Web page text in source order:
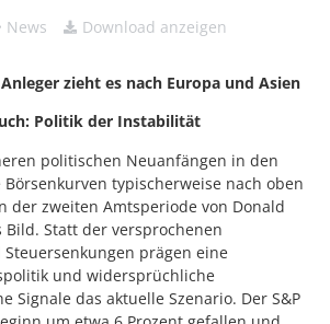
News Download anzeigen
zieht es nach Europa und Asien
Politik der Instabilität
politischen Neuanfängen in den
Börsenkurven typischerweise nach oben
der zweiten Amtsperiode von Donald
Statt der versprochenen
prägen eine
und widersprüchliche
Signale das aktuelle Szenario. Der S&P